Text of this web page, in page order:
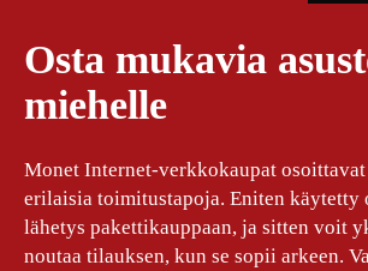
Osta mukavia
miehelle
Monet Internet-verkkokaupat
erilaisia toimitustapoja. Eniten käytetty
lähetys pakettikauppaan, ja sitten voit
noutaa tilauksen, kun se sopii arkeen.